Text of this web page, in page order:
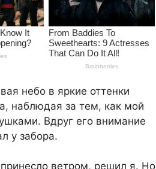
небо в яркие оттенки
наблюдая за тем, как мой
Вдруг его внимание
у забора.
ветром, решил я. Но